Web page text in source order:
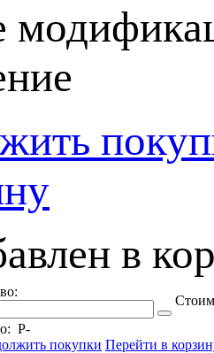
в
Р-
покупки Перейти в